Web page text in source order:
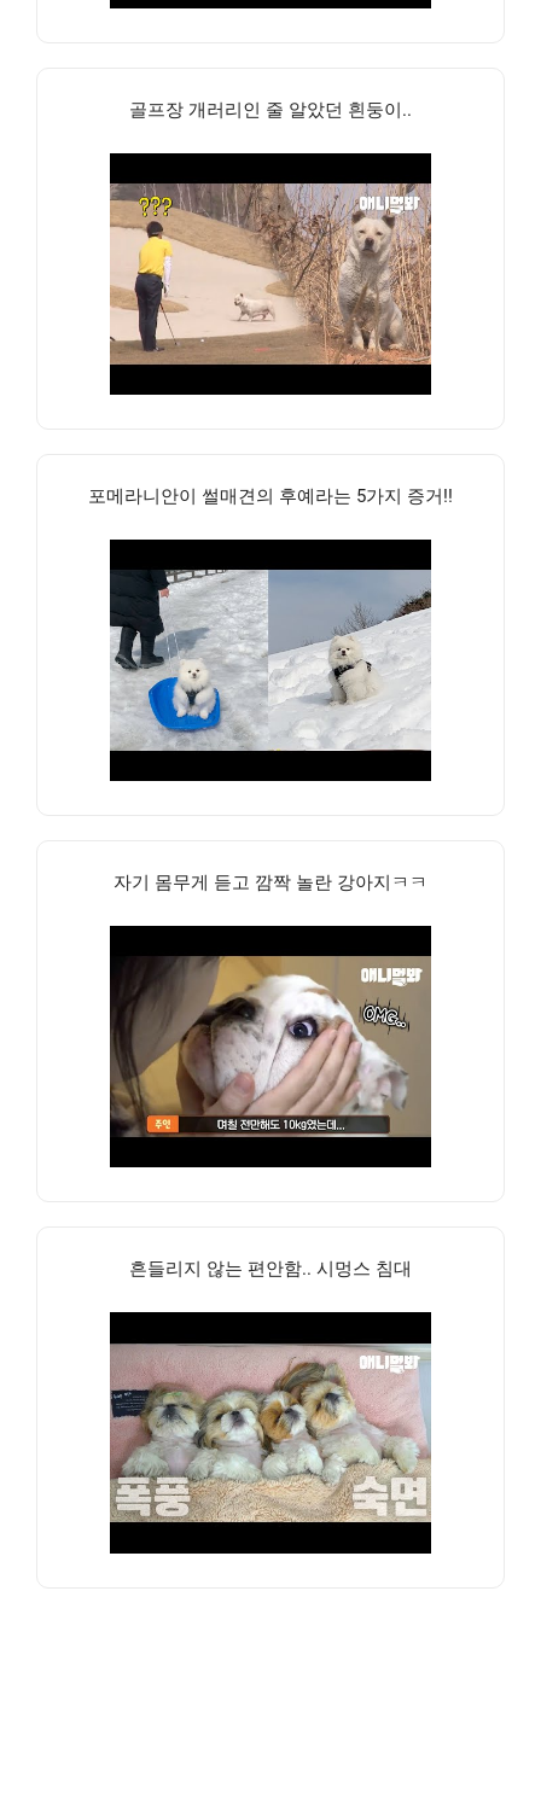
골프장 개러리인 줄 알았던 흰둥이..
포메라니안이 썰매견의 후예라는 5가지 증거!!
자기 몸무게 듣고 깜짝 놀란 강아지ㅋㅋ
흔들리지 않는 편안함.. 시멍스 침대